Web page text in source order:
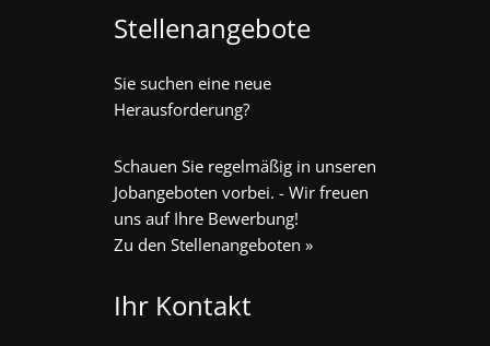
Stellenangebote
Sie suchen eine neue
Herausforderung?
Schauen Sie regelmäßig in unseren
Jobangeboten vorbei. - Wir freuen
uns auf Ihre Bewerbung!
Zu den Stellenangeboten »
Ihr Kontakt